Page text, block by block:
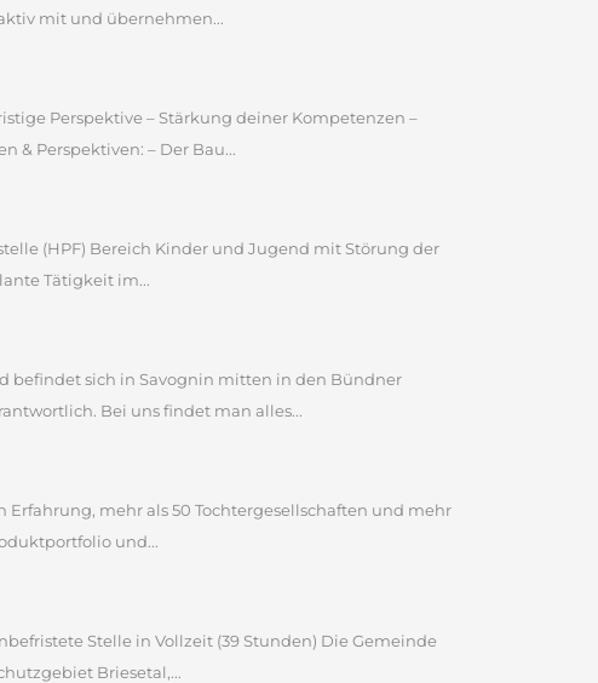
mit und übernehmen...
Perspektive – Stärkung deiner Kompetenzen –
Perspektiven: – Der Bau...
(HPF) Bereich Kinder und Jugend mit Störung der
Tätigkeit im...
befindet sich in Savognin mitten in den Bündner
Bei uns findet man alles...
mehr als 50 Tochtergesellschaften und mehr
und...
Stelle in Vollzeit (39 Stunden) Die Gemeinde
Briesetal,...